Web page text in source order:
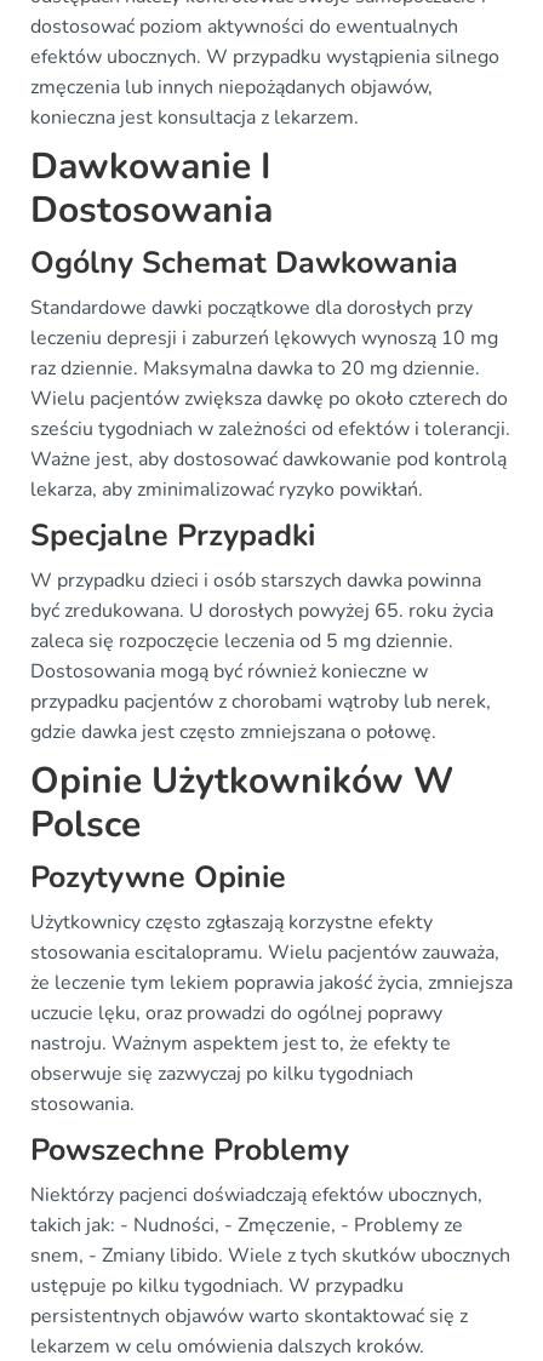
dostosować poziom aktywności do ewentualnych
efektów ubocznych. W przypadku wystąpienia silnego
zmęczenia lub innych niepożądanych objawów,
konieczna jest konsultacja z lekarzem.
Dawkowanie I
Dostosowania
Ogólny Schemat Dawkowania
Standardowe dawki początkowe dla dorosłych przy
leczeniu depresji i zaburzeń lękowych wynoszą 10 mg
raz dziennie. Maksymalna dawka to 20 mg dziennie.
Wielu pacjentów zwiększa dawkę po około czterech do
sześciu tygodniach w zależności od efektów i tolerancji.
Ważne jest, aby dostosować dawkowanie pod kontrolą
lekarza, aby zminimalizować ryzyko powikłań.
Specjalne Przypadki
W przypadku dzieci i osób starszych dawka powinna
być zredukowana. U dorosłych powyżej 65. roku życia
zaleca się rozpoczęcie leczenia od 5 mg dziennie.
Dostosowania mogą być również konieczne w
przypadku pacjentów z chorobami wątroby lub nerek,
gdzie dawka jest często zmniejszana o połowę.
Opinie Użytkowników W
Polsce
Pozytywne Opinie
Użytkownicy często zgłaszają korzystne efekty
stosowania escitalopramu. Wielu pacjentów zauważa,
że leczenie tym lekiem poprawia jakość życia, zmniejsza
uczucie lęku, oraz prowadzi do ogólnej poprawy
nastroju. Ważnym aspektem jest to, że efekty te
obserwuje się zazwyczaj po kilku tygodniach
stosowania.
Powszechne Problemy
Niektórzy pacjenci doświadczają efektów ubocznych,
takich jak: - Nudności, - Zmęczenie, - Problemy ze
snem, - Zmiany libido. Wiele z tych skutków ubocznych
ustępuje po kilku tygodniach. W przypadku
persistentnych objawów warto skontaktować się z
lekarzem w celu omówienia dalszych kroków.